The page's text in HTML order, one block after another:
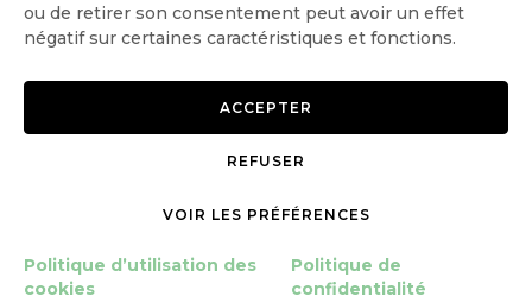
ou de retirer son consentement peut avoir un effet
négatif sur certaines caractéristiques et fonctions.
ACCEPTER
REFUSER
VOIR LES PRÉFÉRENCES
Politique d’utilisation des
cookies
Politique de
confidentialité
OK
Politique de confidentialité
Gérer le consentement